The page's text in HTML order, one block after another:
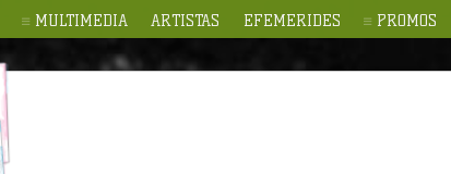
MULTIMEDIA ARTISTAS EFEMERIDES PROMOS